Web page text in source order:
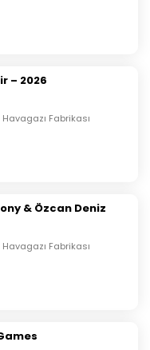
– 2026
Fabrikası
& Özcan Deniz
Fabrikası